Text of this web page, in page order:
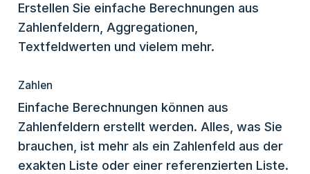
Erstellen Sie einfache Berechnungen aus
Zahlenfeldern, Aggregationen,
Textfeldwerten und vielem mehr.
Zahlen
Einfache Berechnungen können aus
Zahlenfeldern erstellt werden. Alles, was Sie
brauchen, ist mehr als ein Zahlenfeld aus der
exakten Liste oder einer referenzierten Liste.